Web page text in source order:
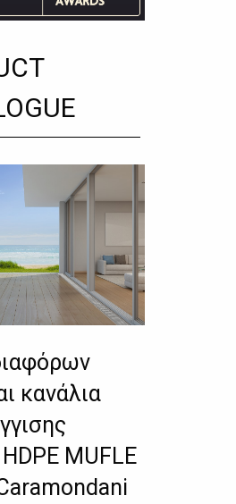
κανάλια
MUFLE